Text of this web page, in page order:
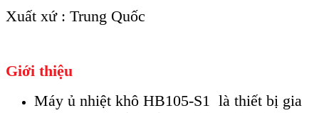
Xuất xứ : Trung Quốc
Giới thiệu
Máy ủ nhiệt khô HB105-S1 là thiết bị gia